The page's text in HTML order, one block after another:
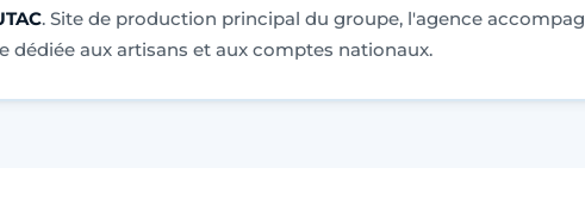
. Site de production principal du groupe, l'agence
dédiée aux artisans et aux comptes nationaux.